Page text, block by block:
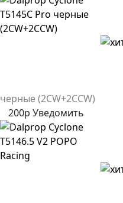
черные (2CW+2CCW)
200р Уведомить